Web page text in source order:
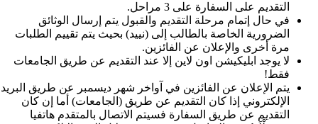
التقديم على السفارة على 3 مراحل.
في حال إتمام مرحلة التقديم والقبول يتم إرسال الوثائق
الضرورية الخاصة بالطالب إلى (نييد) بحيث يتم تقييم الطلبات
مرة أخرى والإعلان عن الفائزين.
لا يوجد ابليكيشن اون لاين إلا عند التقديم عن طريق الجامعات
فقط!
يتم الإعلان عن الفائزين في آواخر شهر ديسمبر عن طريق البريد
الإلكتروني إذا كان التقديم عن طريق (الجامعات) أما إن كان
التقديم عن طريق السفارة فسيتم الاتصال بالمتقدم هاتفيا